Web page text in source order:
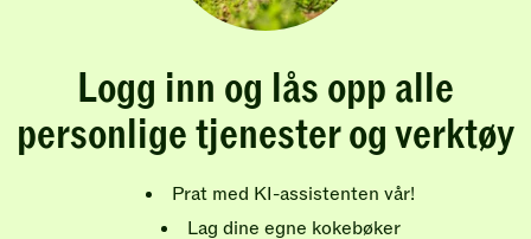
Logg inn og lås opp alle
personlige tjenester og verktøy
Prat med KI-assistenten vår!
Lag dine egne kokebøker